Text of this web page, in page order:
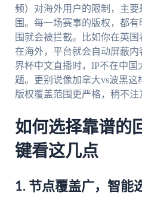
频）对海外用户的限制，主
围。每一场赛事的版权，都
围就会被拦截。比如你在英
在海外，平台就会自动屏蔽
界杯中文直播时，IP不在中国
题。更别说像加拿大vs波黑
版权覆盖范围更严格，稍不注
如何选择靠谱的
键看这几点
1. 节点覆盖广，智能